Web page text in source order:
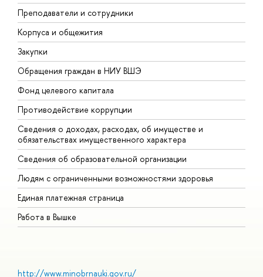
Преподаватели и сотрудники
Корпуса и общежития
Закупки
Обращения граждан в НИУ ВШЭ
Фонд целевого капитала
Противодействие коррупции
Сведения о доходах, расходах, об имуществе и
обязательствах имущественного характера
Сведения об образовательной организации
Людям с ограниченными возможностями здоровья
Единая платежная страница
Работа в Вышке
http://www.minobrnauki.gov.ru/